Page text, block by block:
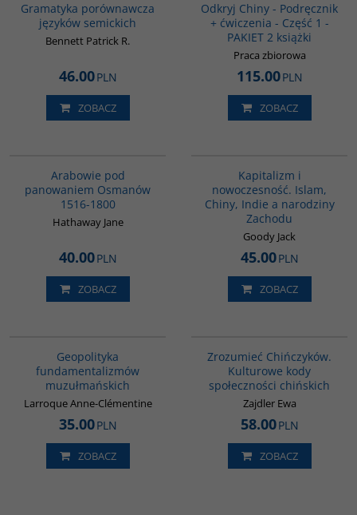
Gramatyka porównawcza
języków semickich
Bennett Patrick R.
46.00PLN
ZOBACZ
Odkryj Chiny - Podręcznik
+ ćwiczenia - Część 1 -
PAKIET 2 książki
Praca zbiorowa
115.00PLN
ZOBACZ
Arabowie pod
panowaniem Osmanów
1516-1800
Hathaway Jane
40.00PLN
ZOBACZ
Kapitalizm i
nowoczesność. Islam,
Chiny, Indie a narodziny
Zachodu
Goody Jack
45.00PLN
ZOBACZ
Geopolityka
fundamentalizmów
muzułmańskich
Larroque Anne-Clémentine
35.00PLN
ZOBACZ
Zrozumieć Chińczyków.
Kulturowe kody
społeczności chińskich
Zajdler Ewa
58.00PLN
ZOBACZ